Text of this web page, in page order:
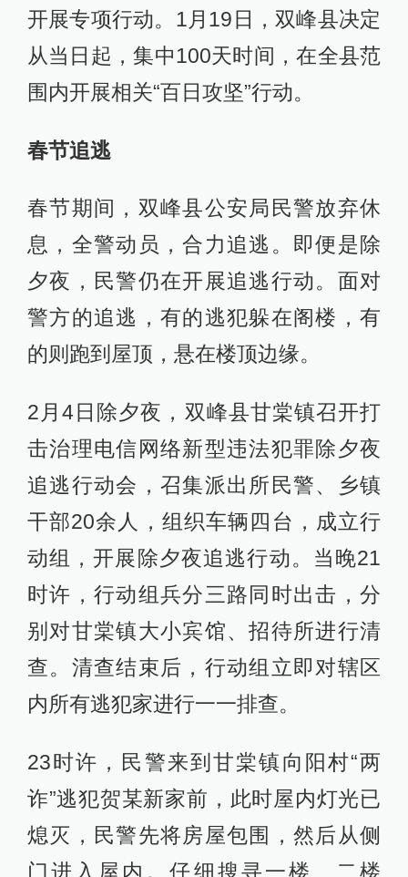
开展专项行动。1月19日，双峰县决定
从当日起，集中100天时间，在全县范
围内开展相关“百日攻坚”行动。
春节追逃
春节期间，双峰县公安局民警放弃休
息，全警动员，合力追逃。即便是除
夕夜，民警仍在开展追逃行动。面对
警方的追逃，有的逃犯躲在阁楼，有
的则跑到屋顶，悬在楼顶边缘。
2月4日除夕夜，双峰县甘棠镇召开打
击治理电信网络新型违法犯罪除夕夜
追逃行动会，召集派出所民警、乡镇
干部20余人，组织车辆四台，成立行
动组，开展除夕夜追逃行动。当晚21
时许，行动组兵分三路同时出击，分
别对甘棠镇大小宾馆、招待所进行清
查。清查结束后，行动组立即对辖区
内所有逃犯家进行一一排查。
23时许，民警来到甘棠镇向阳村“两
诈”逃犯贺某新家前，此时屋内灯光已
熄灭，民警先将房屋包围，然后从侧
门进入屋内。仔细搜寻一楼、二楼